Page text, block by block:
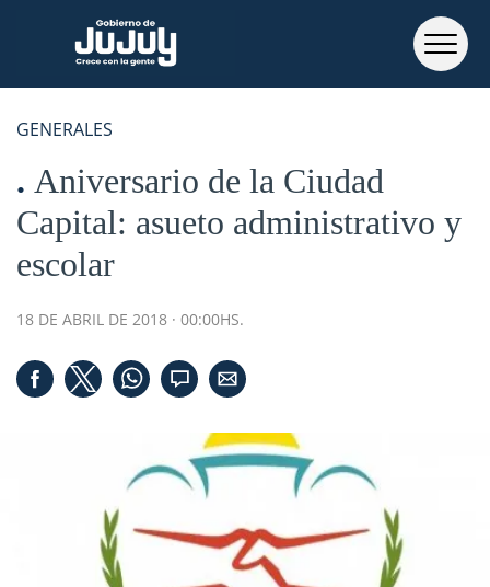
GENERALES
Aniversario de la Ciudad
Capital: asueto administrativo y
escolar
18 DE ABRIL DE 2018 · 00:00HS.